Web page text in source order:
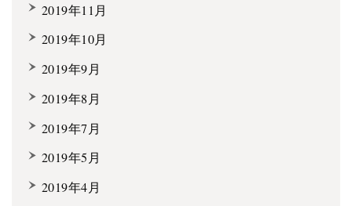
2019年11月
2019年10月
2019年9月
2019年8月
2019年7月
2019年5月
2019年4月